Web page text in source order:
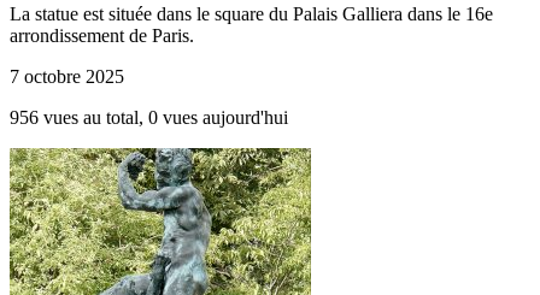
La statue est située dans le square du Palais Galliera dans le 16e
arrondissement de Paris.
7 octobre 2025
956 vues au total, 0 vues aujourd'hui